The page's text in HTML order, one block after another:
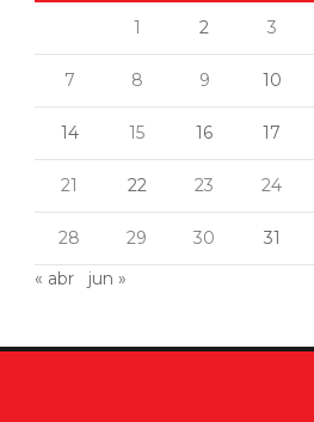
1 2 3
7 8 9 10
14 15 16 17
21 22 23 24
28 29 30
31
« abr
jun »